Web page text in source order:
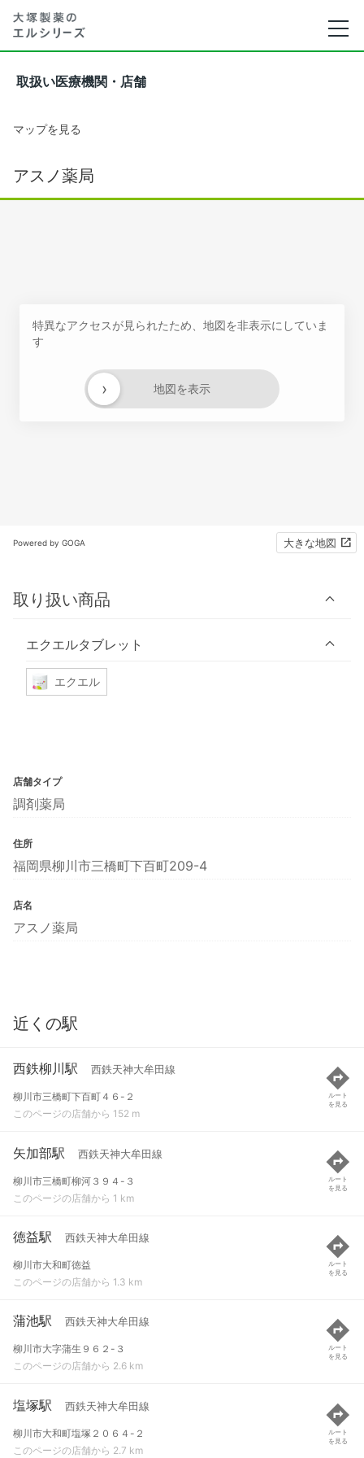
取扱い医療機関・店舗
マップを見る
アスノ薬局
特異なアクセスが見られたため、地図を非表示にしていま
す
地図を表示
›
Powered by GOGA 大きな地図
取り扱い商品
エクエルタブレット
エクエル
店舗タイプ
調剤薬局
住所
福岡県柳川市三橋町下百町209-4
店名
アスノ薬局
近くの駅
西鉄柳川駅 西鉄天神大牟田線
柳川市三橋町下百町４６-２
このページの店舗から 152 m
ルート
を見る
矢加部駅 西鉄天神大牟田線
柳川市三橋町柳河３９４-３
このページの店舗から 1 km
ルート
を見る
徳益駅 西鉄天神大牟田線
柳川市大和町徳益
このページの店舗から 1.3 km
ルート
を見る
蒲池駅 西鉄天神大牟田線
柳川市大字蒲生９６２-３
このページの店舗から 2.6 km
ルート
を見る
塩塚駅 西鉄天神大牟田線
柳川市大和町塩塚２０６４-２
このページの店舗から 2.7 km
ルート
を見る